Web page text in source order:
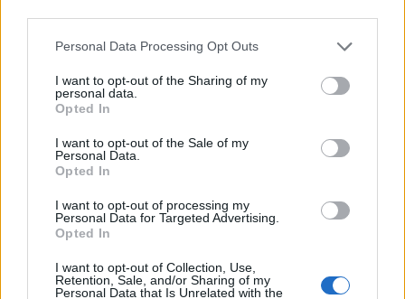
Please note that this website/app uses one or more Google
not limited to your visit or usage behaviour. You may click to
grant or deny consent to Google and its third-party tags to
use your data for below specified purposes in below Google
consent section.
Personal Data Processing Opt Outs
I want to opt-out of the Sharing of my
personal data.
Opted In
I want to opt-out of the Sale of my
Personal Data.
Opted In
I want to opt-out of processing my
Personal Data for Targeted Advertising.
Opted In
I want to opt-out of Collection, Use,
Retention, Sale, and/or Sharing of my
Personal Data that Is Unrelated with the
Szelid sunmalac
12 éve
@HgGina
: Hat ezt most nagyon kar volt. De tenyleg.
Magyarul Kijev. Pont. Ukranul Kijiv. Mint ahogy
Magyarorszag magyarul Magyarorszag, angolul
Magyarul Kijev. Ideje lenne megtanulnod.
Urfang
12 éve
Honnan ez a feltevés, hogy minden jó ami egyben
tartja az országot és minden rossz ami megosztja?